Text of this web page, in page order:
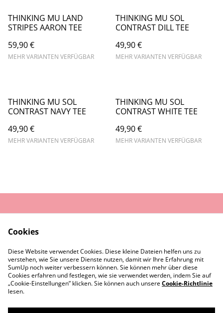
THINKING MU LAND
STRIPES AARON TEE
59,90 €
MEHR VARIANTEN VERFÜGBAR
THINKING MU SOL
CONTRAST DILL TEE
49,90 €
MEHR VARIANTEN VERFÜGBAR
THINKING MU SOL
CONTRAST NAVY TEE
49,90 €
MEHR VARIANTEN VERFÜGBAR
THINKING MU SOL
CONTRAST WHITE TEE
49,90 €
MEHR VARIANTEN VERFÜGBAR
Rückgaberecht
Kontaktiere uns Impressum
Cookies
Diese Website verwendet Cookies. Diese kleine Dateien helfen uns zu
verstehen, wie Sie unsere Dienste nutzen, damit wir Ihre Erfahrung mit
SumUp noch weiter verbessern können. Sie können mehr über diese
Cookies erfahren und festlegen, wie sie verwendet werden, indem Sie auf
„Cookie-Einstellungen” klicken. Sie können auch unsereCookie-Richtlinie
lesen.